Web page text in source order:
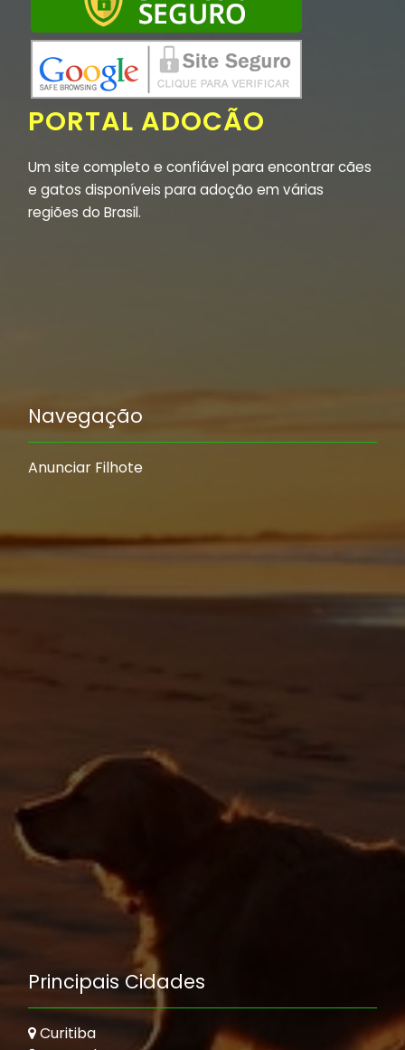
PORTAL ADOCÃO
Um site completo e confiável para encontrar cães
e gatos disponíveis para adoção em várias
regiões do Brasil.
Navegação
Anunciar Filhote
Principais Cidades
Curitiba